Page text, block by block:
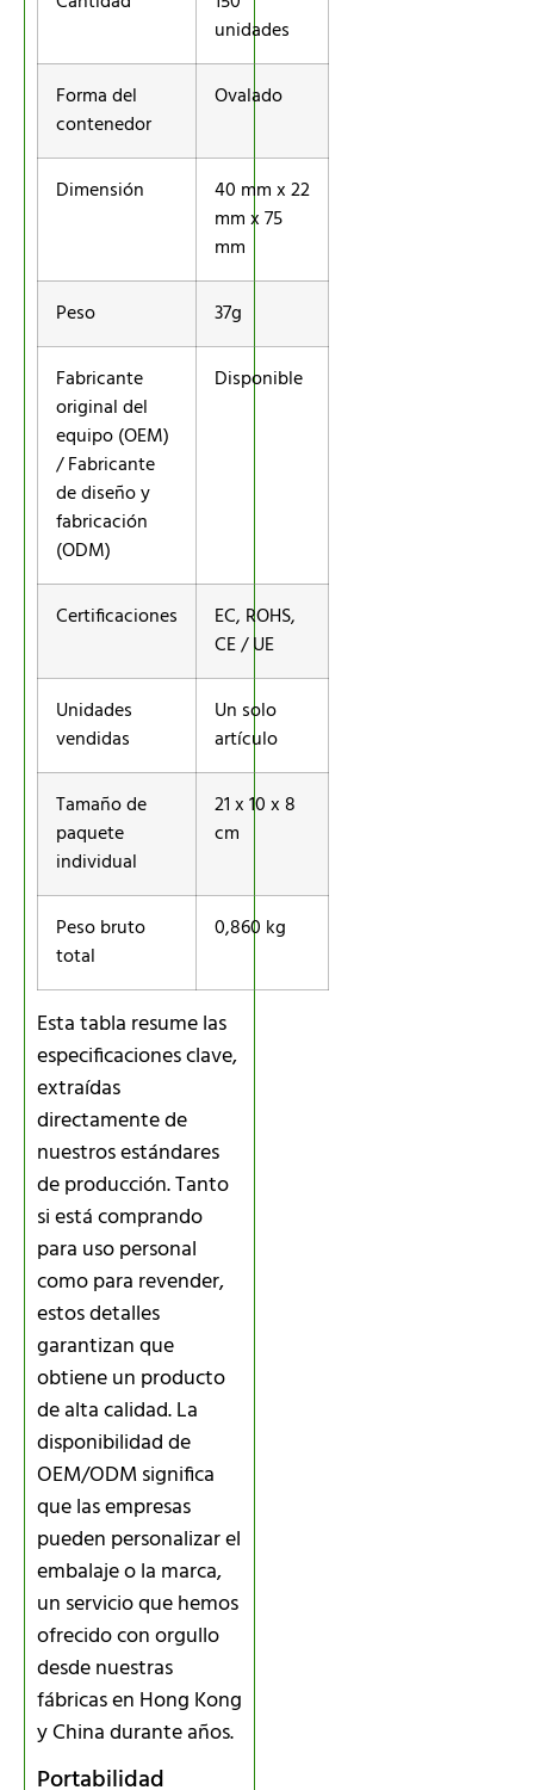
unidades
Forma del
contenedor
Ovalado
Dimensión
40 mm x 22
mm x 75
mm
Peso 37g
Fabricante
original del
equipo (OEM)
/ Fabricante
de diseño y
fabricación
(ODM)
Disponible
Certificaciones
EC, ROHS,
CE / UE
Unidades
vendidas
Un solo
artículo
Tamaño de
paquete
individual
21 x 10 x 8
cm
Peso bruto
total
0,860 kg
Esta tabla resume las
especificaciones clave,
extraídas
directamente de
nuestros estándares
de producción. Tanto
si está comprando
para uso personal
como para revender,
estos detalles
garantizan que
obtiene un producto
de alta calidad. La
disponibilidad de
OEM/ODM significa
que las empresas
pueden personalizar el
embalaje o la marca,
un servicio que hemos
ofrecido con orgullo
desde nuestras
fábricas en Hong Kong
y China durante años.
Portabilidad